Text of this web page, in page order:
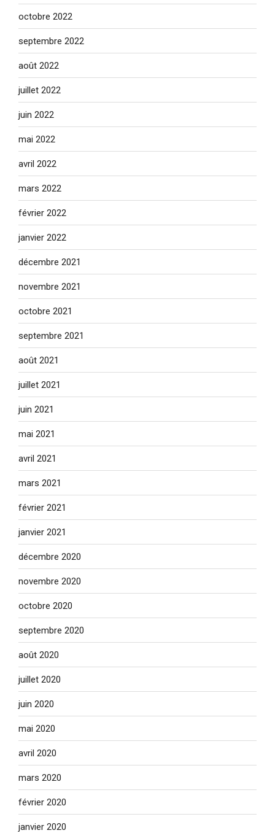
octobre 2022
septembre 2022
août 2022
juillet 2022
juin 2022
mai 2022
avril 2022
mars 2022
février 2022
janvier 2022
décembre 2021
novembre 2021
octobre 2021
septembre 2021
août 2021
juillet 2021
juin 2021
mai 2021
avril 2021
mars 2021
février 2021
janvier 2021
décembre 2020
novembre 2020
octobre 2020
septembre 2020
août 2020
juillet 2020
juin 2020
mai 2020
avril 2020
mars 2020
février 2020
janvier 2020